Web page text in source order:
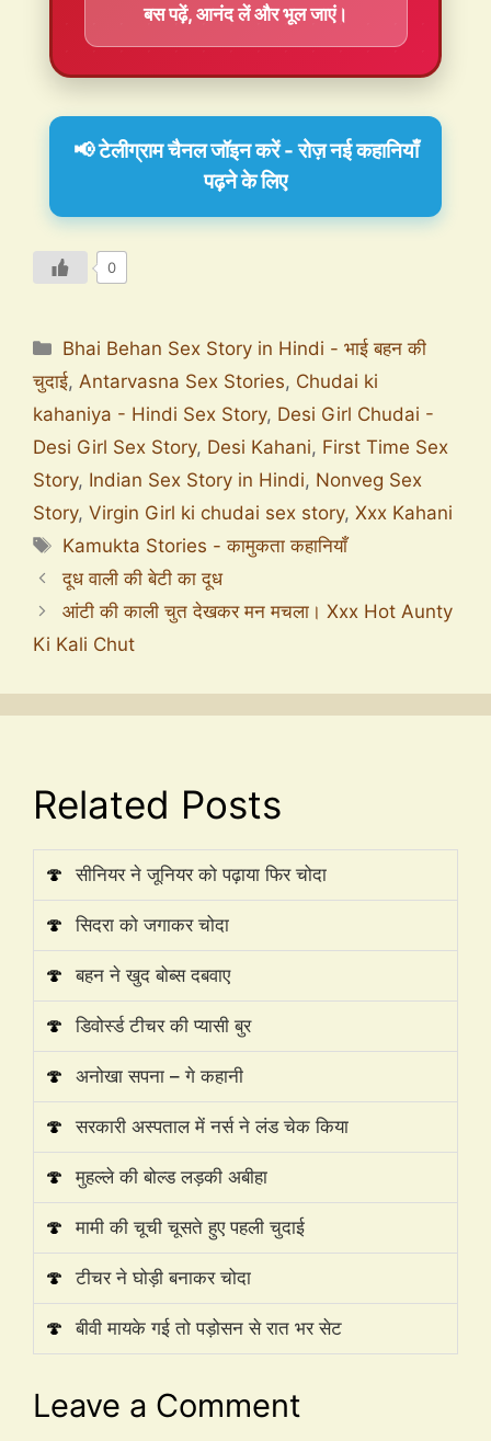
बस पढ़ें, आनंद लें और भूल जाएं।
📢 टेलीग्राम चैनल जॉइन करें - रोज़ नई कहानियाँ
पढ़ने के लिए
0
Bhai Behan Sex Story in Hindi - भाई बहन की
चुदाई, Antarvasna Sex Stories, Chudai ki
kahaniya - Hindi Sex Story, Desi Girl Chudai -
Desi Girl Sex Story, Desi Kahani, First Time Sex
Story, Indian Sex Story in Hindi, Nonveg Sex
Story, Virgin Girl ki chudai sex story, Xxx Kahani
Kamukta Stories - कामुकता कहानियाँ
दूध वाली की बेटी का दूध
आंटी की काली चुत देखकर मन मचला। Xxx Hot Aunty
Ki Kali Chut
Related Posts
🍄 सीनियर ने जूनियर को पढ़ाया फिर चोदा
🍄 सिदरा को जगाकर चोदा
🍄 बहन ने खुद बोब्स दबवाए
🍄 डिवोर्स्ड टीचर की प्यासी बुर
🍄 अनोखा सपना – गे कहानी
🍄 सरकारी अस्पताल में नर्स ने लंड चेक किया
🍄 मुहल्ले की बोल्ड लड़की अबीहा
🍄 मामी की चूची चूसते हुए पहली चुदाई
🍄 टीचर ने घोड़ी बनाकर चोदा
🍄 बीवी मायके गई तो पड़ोसन से रात भर सेट
Leave a Comment